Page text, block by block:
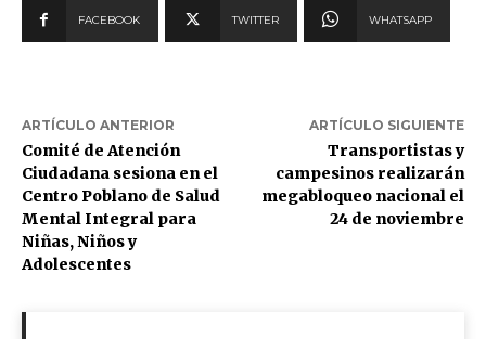
FACEBOOK TWITTER WHATSAPP
ARTÍCULO ANTERIOR
Comité de Atención
Ciudadana sesiona en el
Centro Poblano de Salud
Mental Integral para
Niñas, Niños y
Adolescentes
ARTÍCULO SIGUIENTE
Transportistas y
campesinos realizarán
megabloqueo nacional el
24 de noviembre